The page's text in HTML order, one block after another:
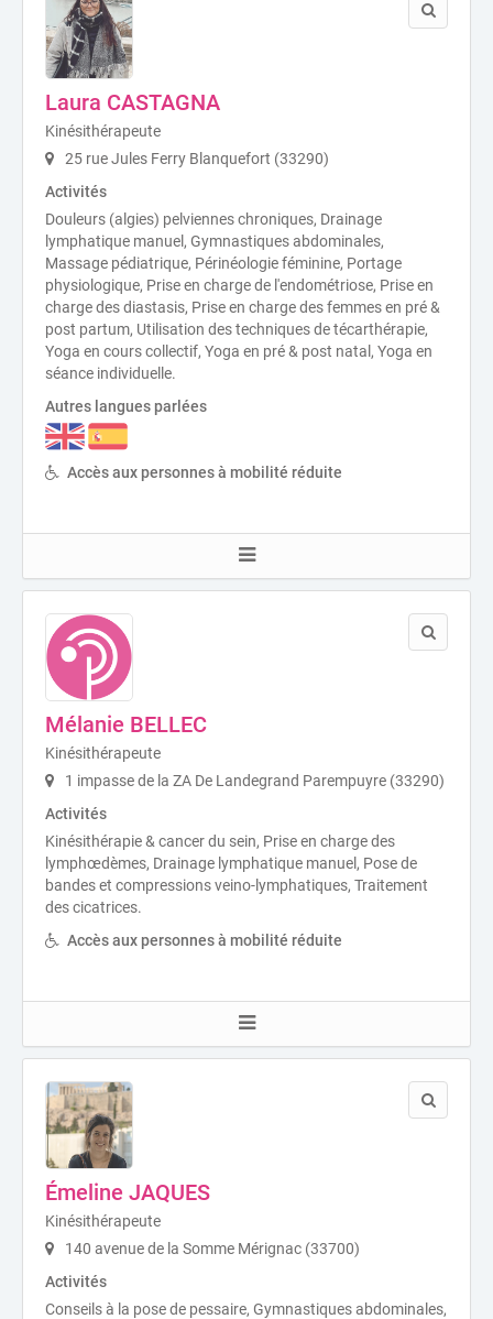
Laura CASTAGNA
Kinésithérapeute
25 rue Jules Ferry Blanquefort (33290)
Activités
Douleurs (algies) pelviennes chroniques, Drainage
lymphatique manuel, Gymnastiques abdominales,
Massage pédiatrique, Périnéologie féminine, Portage
physiologique, Prise en charge de l'endométriose, Prise en
charge des diastasis, Prise en charge des femmes en pré &
post partum, Utilisation des techniques de técarthérapie,
Yoga en cours collectif, Yoga en pré & post natal, Yoga en
séance individuelle.
Autres langues parlées
Accès aux personnes à mobilité réduite
Mélanie BELLEC
Kinésithérapeute
1 impasse de la ZA De Landegrand Parempuyre (33290)
Activités
Kinésithérapie & cancer du sein, Prise en charge des
lymphœdèmes, Drainage lymphatique manuel, Pose de
bandes et compressions veino-lymphatiques, Traitement
des cicatrices.
Accès aux personnes à mobilité réduite
Émeline JAQUES
Kinésithérapeute
140 avenue de la Somme Mérignac (33700)
Activités
Conseils à la pose de pessaire, Gymnastiques abdominales,